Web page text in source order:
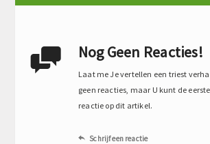
 Nog Geen Reacties!
Laat me Je vertellen een triest
geen reacties, maar U kunt de
reactie op dit artikel.
 Schrijf een reactie